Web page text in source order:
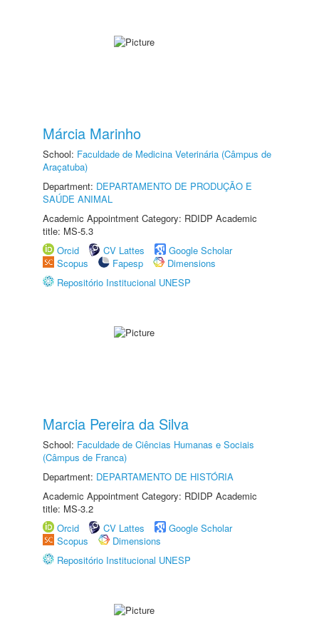
Márcia Marinho
School: Faculdade de Medicina Veterinária (Câmpus de
Araçatuba)
Department: DEPARTAMENTO DE PRODUÇÃO E
SAÚDE ANIMAL
Academic Appointment Category: RDIDP Academic
title: MS-5.3
Orcid
CV Lattes
Google Scholar
Scopus
Fapesp
Dimensions
Repositório Institucional UNESP
Marcia Pereira da Silva
School: Faculdade de Ciências Humanas e Sociais
(Câmpus de Franca)
Department: DEPARTAMENTO DE HISTÓRIA
Academic Appointment Category: RDIDP Academic
title: MS-3.2
Orcid
CV Lattes
Google Scholar
Scopus
Dimensions
Repositório Institucional UNESP